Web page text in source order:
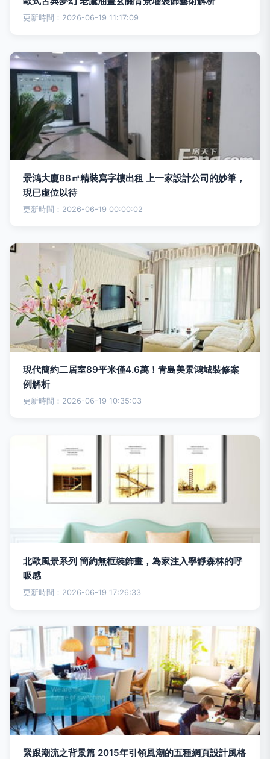
更新時間：2026-06-19 11:17:09
景鴻大廈88㎡精裝寫字樓出租 上一家設計公司的妙筆，
現已虛位以待
更新時間：2026-06-19 00:00:02
現代簡約二居室89平米僅4.6萬！青島美景鴻城裝修案
例解析
更新時間：2026-06-19 10:35:03
北歐風景系列 簡約無框裝飾畫，為家注入寧靜森林的呼
吸感
更新時間：2026-06-19 17:26:33
緊跟潮流之背景篇 2015年引領風潮的五種網頁設計風格